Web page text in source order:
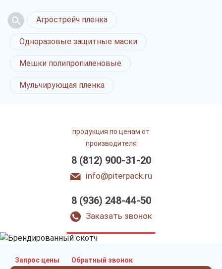
Агрострейч пленка
Одноразовые защитные маски
Мешки полипропиленовые
Мульчирующая пленка
продукция по ценам от
производителя
8 (812) 900-31-20
info@piterpack.ru
8 (936) 248-44-50
Заказать звонок
скотч
в Санкт-Петербурге
Запрос цены Обратный звонок